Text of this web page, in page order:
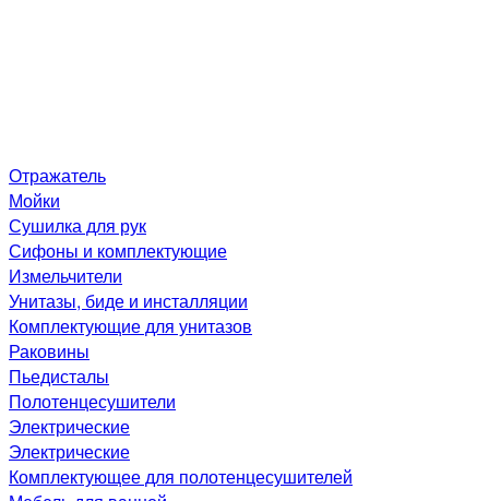
Отражатель
Мойки
Сушилка для рук
Сифоны и комплектующие
Измельчители
Унитазы, биде и инсталляции
Комплектующие для унитазов
Раковины
Пьедисталы
Полотенцесушители
Электрические
Электрические
Комплектующее для полотенцесушителей